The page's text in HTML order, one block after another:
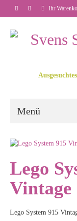
Ihr
Menü
Lego
Lego System 915